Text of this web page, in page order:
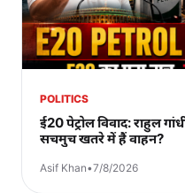
POLITICS
ई20 पेट्रोल विवाद: राहुल
सचमुच खतरे में हैं वाहन?
Asif Khan•7/8/2026